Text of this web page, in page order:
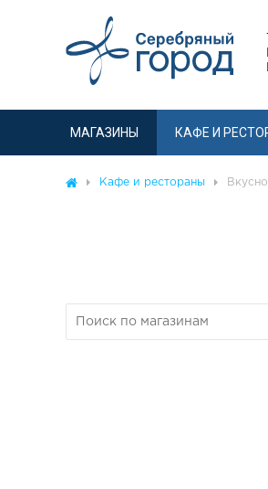
МАГАЗИНЫ КАФЕ И
Кафе и рестораны